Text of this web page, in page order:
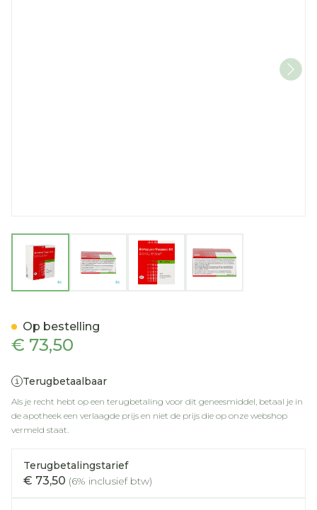
View larger imageView larger imageView larger image
€ 73,50
Terugbetaalbaar
Als je recht hebt op een terugbetaling voor dit geneesmiddel, betaal je in
de apotheek een verlaagde prijs en niet de prijs die op onze webshop
vermeld staat.
Terugbetalingstarief
€ 73,50 (6% inclusief btw)
Op bestelling